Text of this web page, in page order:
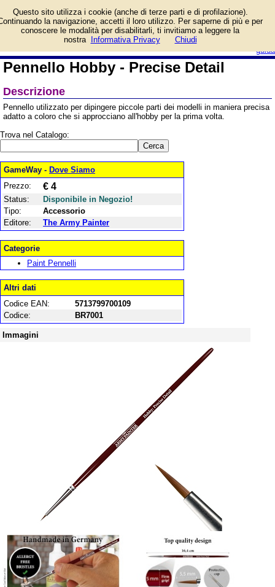
guida
Hobby - Precise Detail e
prezzo di vendita.
Prodotto da The Army Painter
Pennello Hobby - Precise Detail
Descrizione
Pennello utilizzato per dipingere piccole parti dei modelli in maniera precisa
adatto a coloro che si approcciano all'hobby per la prima volta.
Trova nel Catalogo:
GameWay - Dove Siamo
Prezzo:
€ 4
Status:
Disponibile in Negozio!
Tipo:
Accessorio
Editore:
The Army Painter
Categorie
Paint Pennelli
Altri dati
Codice EAN:
5713799700109
Codice:
BR7001
Immagini
Questo sito utilizza i cookie (anche di terze parti e di profilazione).
la navigazione, accetti il loro utilizzo. Per saperne di più e per
conoscere le modalità per disabilitarli, ti invitiamo a leggere la
nostra
Informativa Privacy Chiudi